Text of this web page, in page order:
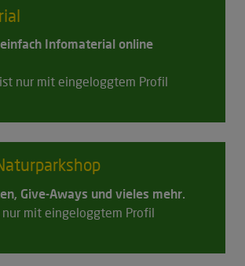
Infomaterial online
nur mit eingeloggtem Profil
Give-Aways und vieles mehr.
nur mit eingeloggtem Profil